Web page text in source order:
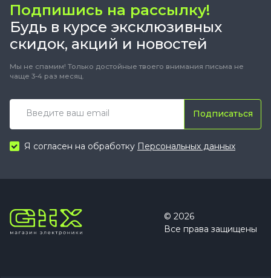
Подпишись на рассылку!
Будь в курсе эксклюзивных
скидок, акций и новостей
Мы не спамим! Только достойные твоего внимания письма не
чаще 3-4 раз месяц.
Подписаться
Я согласен на обработку Персональных данных
© 2026
Все права защищены